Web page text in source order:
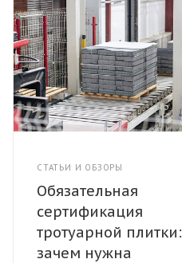
СТАТЬИ И ОБЗОРЫ
Обязательная
сертификация
тротуарной плитки:
зачем нужна